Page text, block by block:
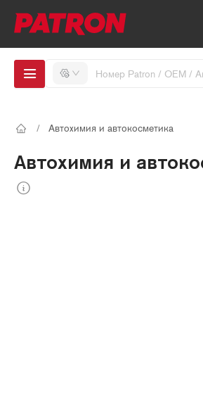
/ Автохимия и автокосметика
Автохимия и